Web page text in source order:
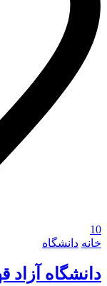
10
خانه دانشگاه
دانشگاه